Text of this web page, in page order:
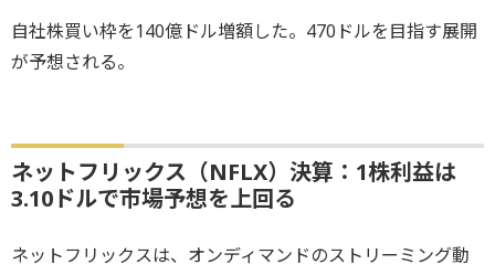
自社株買い枠を140億ドル増額した。470ドルを目指す展開
が予想される。
ネットフリックス（NFLX）決算：1株利益は
3.10ドルで市場予想を上回る
ネットフリックスは、オンディマンドのストリーミング動